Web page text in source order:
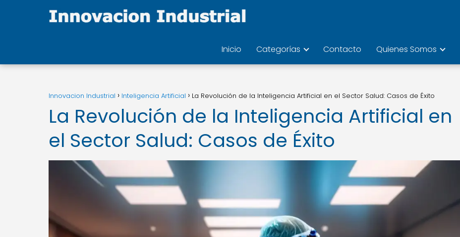
Inicio Categorías Contacto Quienes Somos
Innovacion Industrial Inteligencia Artificial La Revolución de la Inteligencia Artificial en el Sector Salud: Casos de Éxito
La Revolución de la Inteligencia Artificial en
el Sector Salud: Casos de Éxito